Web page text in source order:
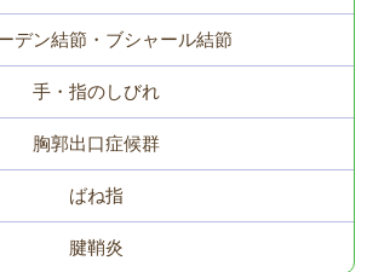
デン結節・ブシャール結節
手・指のしびれ
胸郭出口症候群
ばね指
腱鞘炎